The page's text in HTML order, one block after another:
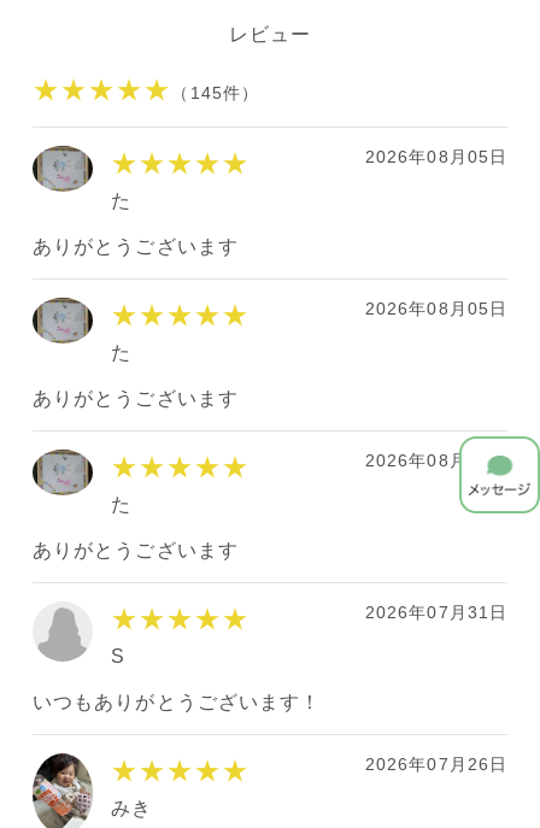
レビュー
★★★★★ （145件）
★★★★★ 2026年08月05日
た
ありがとうございます
★★★★★ 2026年08月05日
た
ありがとうございます
★★★★★ 2026年08月03日
た
ありがとうございます
★★★★★ 2026年07月31日
S
いつもありがとうございます！
★★★★★ 2026年07月26日
みき